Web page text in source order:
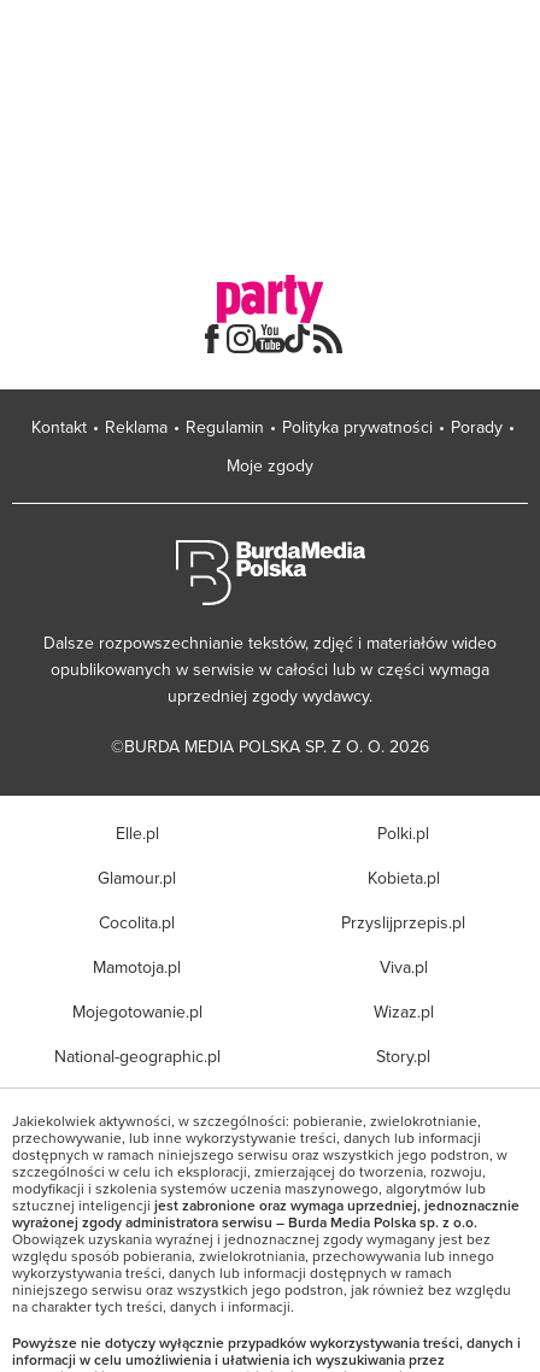
Kontakt Reklama Regulamin Polityka prywatności
Porady
Moje zgody
Dalsze rozpowszechnianie tekstów, zdjęć i materiałów wideo
opublikowanych w serwisie w całości lub w części wymaga
uprzedniej zgody wydawcy.
©BURDA MEDIA POLSKA SP. Z O. O. 2026
Elle.pl
Glamour.pl
Cocolita.pl
Mamotoja.pl
Mojegotowanie.pl
National-geographic.pl
Polki.pl
Kobieta.pl
Przyslijprzepis.pl
Viva.pl
Wizaz.pl
Story.pl
Jakiekolwiek aktywności, w szczególności: pobieranie, zwielokrotnianie,
przechowywanie, lub inne wykorzystywanie treści, danych lub informacji
dostępnych w ramach niniejszego serwisu oraz wszystkich jego podstron, w
szczególności w celu ich eksploracji, zmierzającej do tworzenia, rozwoju,
modyfikacji i szkolenia systemów uczenia maszynowego, algorytmów lub
sztucznej inteligencji jest zabronione oraz wymaga uprzedniej, jednoznacznie
wyrażonej zgody administratora serwisu – Burda Media Polska sp. z o.o.
Obowiązek uzyskania wyraźnej i jednoznacznej zgody wymagany jest bez
względu sposób pobierania, zwielokrotniania, przechowywania lub innego
wykorzystywania treści, danych lub informacji dostępnych w ramach
niniejszego serwisu oraz wszystkich jego podstron, jak również bez względu
na charakter tych treści, danych i informacji.
Powyższe nie dotyczy wyłącznie przypadków wykorzystywania treści, danych i
informacji w celu umożliwienia i ułatwienia ich wyszukiwania przez